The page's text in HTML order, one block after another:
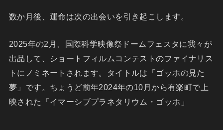
数か月後、運命は次の出会いを引き起こします。
2025年の2月、国際科学映像祭ドームフェスタに我々が
出品して、ショートフィルムコンテストのファイナリス
トにノミネートされます。タイトルは「ゴッホの見た
夢」です。ちょうど前年2024年の10月から有楽町で上
映された「イマーシブプラネタリウム・ゴッホ」